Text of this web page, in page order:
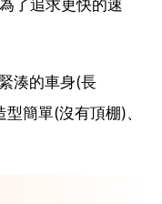
了追求更快的速
湊的車身(長
簡單(沒有頂棚)、